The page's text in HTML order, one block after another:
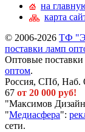
на
карта
© 2006-2026 ТФ
поставки ламп
Оптовые поставки
оптом.
Россия, СПб, Наб.
67 от 20 000 руб!
"Максимов
"Медиасфера":
сети.